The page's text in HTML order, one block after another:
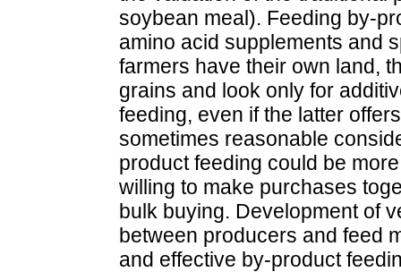
soybean meal). Feeding by-
amino acid supplements and
farmers have their own land,
grains and look only for
feeding, even if the latter
sometimes reasonable
product feeding could be
willing to make purchases
bulk buying. Development of
between producers and feed
and effective by-product